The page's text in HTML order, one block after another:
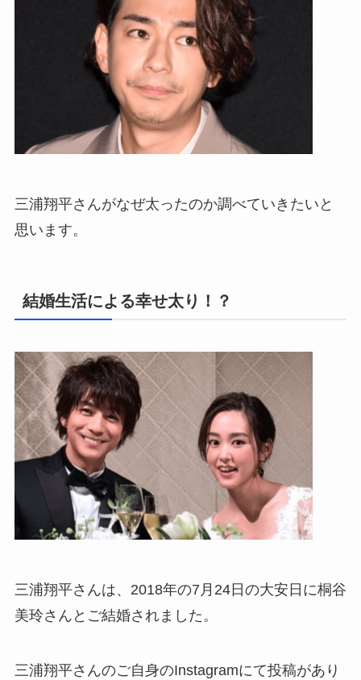
三浦翔平さんがなぜ太ったのか調べていきたいと
思います。
結婚生活による幸せ太り！？
三浦翔平さんは、2018年の7月24日の大安日に桐谷
美玲さんとご結婚されました。
三浦翔平さんのご自身のInstagramにて投稿があり